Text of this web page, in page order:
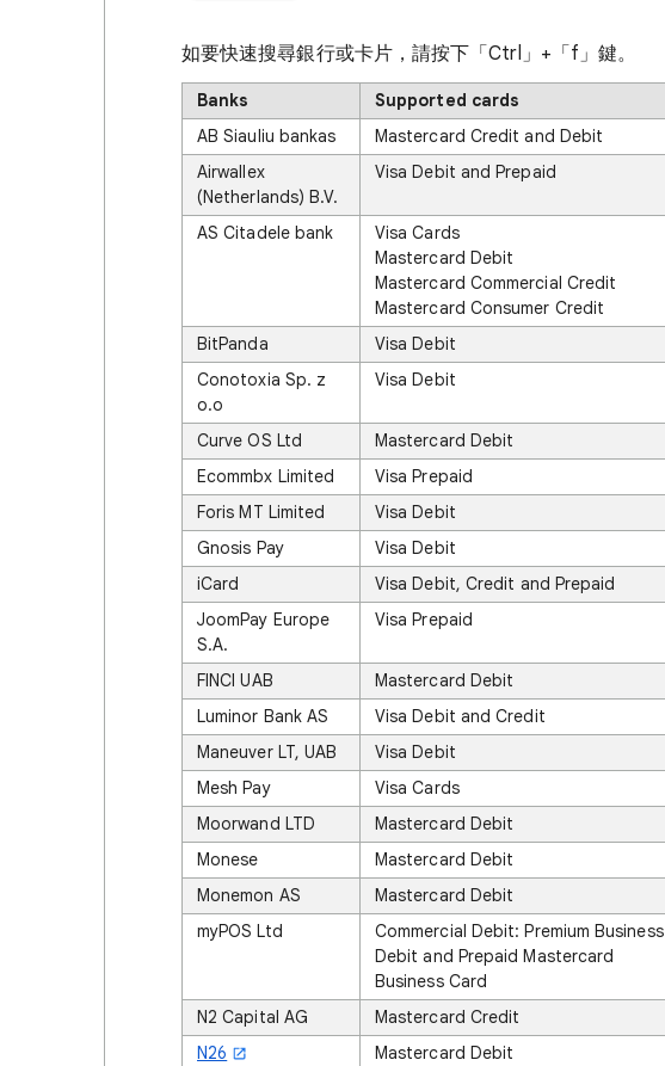
如要快速搜尋銀行或卡片，請按下「Ctrl」+「f」 鍵。
Banks Supported cards
AB Siauliu bankas
Mastercard Credit and Debit
Airwallex
(Netherlands) B.V.
Visa Debit and Prepaid
AS Citadele bank
Visa Cards
Mastercard Debit
Mastercard Commercial Credit
Mastercard Consumer Credit
BitPanda
Visa Debit
Conotoxia Sp. z
o.o
Visa Debit
Curve OS Ltd
Mastercard Debit
Ecommbx Limited
Visa Prepaid
Foris MT Limited
Visa Debit
Gnosis Pay
Visa Debit
iCard
Visa Debit, Credit and Prepaid
JoomPay Europe
S.A.
Visa Prepaid
FINCI UAB
Mastercard Debit
Luminor Bank AS
Visa Debit and Credit
Maneuver LT, UAB
Visa Debit
Mesh Pay
Visa Cards
Moorwand LTD
Mastercard Debit
Monese
Mastercard Debit
Monemon AS
Mastercard Debit
myPOS Ltd
Commercial Debit: Premium Business
Debit and Prepaid Mastercard
Business Card
N2 Capital AG
Mastercard Credit
N26
Mastercard Debit